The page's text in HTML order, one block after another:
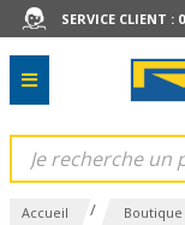
SERVICE CLIENT :
Accueil / Boutique